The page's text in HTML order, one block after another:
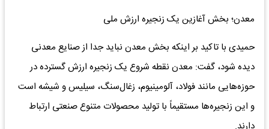
معدن؛ بخش آغازین یک زنجیره ارزش ملی
حمیدی با تاکید بر اینکه بخش معدن نباید جدا از صنایع معدنی
دیده شود، گفت: معدن نقطه شروع یک زنجیره ارزش گسترده در
حوزه‌هایی مانند فولاد، آلومینیوم، زغال‌سنگ، سیلیس و شیشه است
و این زنجیره‌ها مستقیماً با تولید محصولات متنوع صنعتی ارتباط